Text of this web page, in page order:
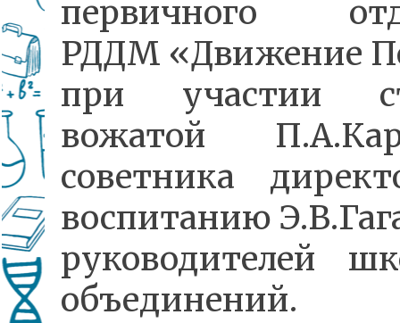
первичного
РДДМ «Движение
при участии
вожатой
советника
воспитанию
руководителей
объединений.